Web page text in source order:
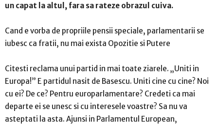
un capat la altul, fara sa rateze obrazul cuiva.
Cand e vorba de propriile pensii speciale, parlamentarii se
iubesc ca fratii, nu mai exista Opozitie si Putere
Citesti reclama unui partid in mai toate ziarele. „Uniti in
Europa!” E partidul nasit de Basescu. Uniti cine cu cine? Noi
cu ei? De ce? Pentru europarlamentare? Credeti ca mai
departe ei se unesc si cu interesele voastre? Sa nu va
asteptati la asta. Ajunsi in Parlamentul European,